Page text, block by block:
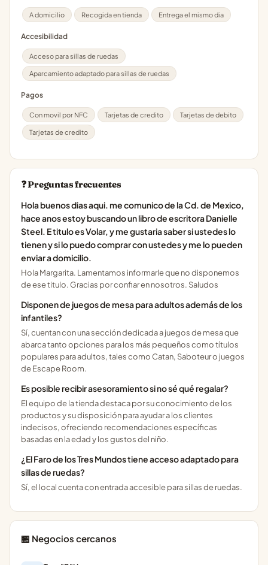
A domicilio Recogida en tienda Entrega el mismo dia
Accesibilidad
Acceso para sillas de ruedas
Aparcamiento adaptado para sillas de ruedas
Pagos
Con movil por NFC Tarjetas de credito Tarjetas de debito
Tarjetas de credito
❓ Preguntas frecuentes
Hola buenos dias aqui. me comunico de la Cd. de Mexico,
hace anos estoy buscando un libro de escritora Danielle
Steel. E titulo es Volar, y me gustaria saber si ustedes lo
tienen y si lo puedo comprar con ustedes y me lo pueden
enviar a domicilio.
Hola Margarita. Lamentamos informarle que no disponemos
de ese titulo. Gracias por confiar en nosotros. Saludos
Disponen de juegos de mesa para adultos además de los
infantiles?
Sí, cuentan con una sección dedicada a juegos de mesa que
abarca tanto opciones para los más pequeños como títulos
populares para adultos, tales como Catan, Saboteur o juegos
de Escape Room.
Es posible recibir asesoramiento si no sé qué regalar?
El equipo de la tienda destaca por su conocimiento de los
productos y su disposición para ayudar a los clientes
indecisos, ofreciendo recomendaciones específicas
basadas en la edad y los gustos del niño.
¿El Faro de los Tres Mundos tiene acceso adaptado para
sillas de ruedas?
Sí, el local cuenta con entrada accesible para sillas de ruedas.
🏪 Negocios cercanos